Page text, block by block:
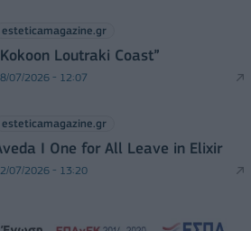
esteticamagazine.gr
Loutraki Coast”
07/2026 - 12:07
esteticamagazine.gr
I One for All Leave in Elixir
07/2026 - 13:20